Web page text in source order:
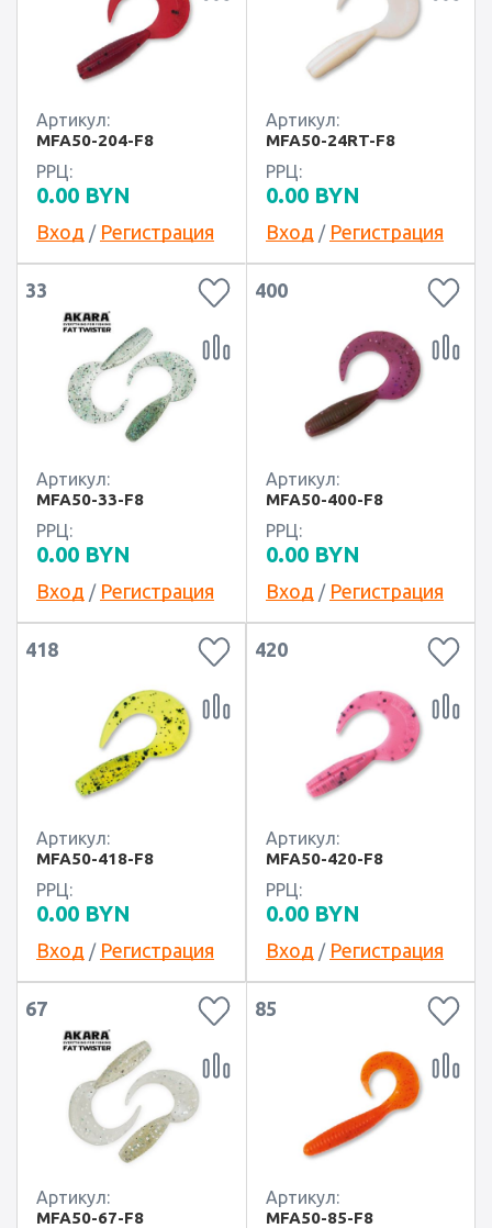
Артикул:
MFA50-204-F8
РРЦ:
0.00 BYN
Вход / Регистрация
Артикул:
MFA50-24RT-F8
РРЦ:
0.00 BYN
Вход / Регистрация
33
Артикул:
MFA50-33-F8
РРЦ:
0.00 BYN
Вход / Регистрация
400
Артикул:
MFA50-400-F8
РРЦ:
0.00 BYN
Вход / Регистрация
418
Артикул:
MFA50-418-F8
РРЦ:
0.00 BYN
Вход / Регистрация
420
Артикул:
MFA50-420-F8
РРЦ:
0.00 BYN
Вход / Регистрация
67
Артикул:
MFA50-67-F8
85
Артикул:
MFA50-85-F8